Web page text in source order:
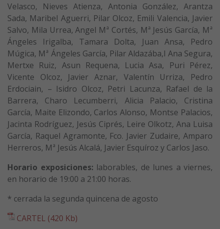
Velasco, Nieves Atienza, Antonia González, Arantza
Sada, Maribel Aguerri, Pilar Olcoz, Emili Valencia, Javier
Salvo, Mila Urrea, Angel Mª Cortés, Mª Jesús García, Mª
Ángeles Irigalba, Tamara Dolta, Juan Ansa, Pedro
Múgica, Mª Ángeles García, Pilar Aldazába,l Ana Segura,
Mertxe Ruiz, Asun Requena, Lucia Asa, Puri Pérez,
Vicente Olcoz, Javier Aznar, Valentín Urriza, Pedro
Erdociain, – Isidro Olcoz, Petri Lacunza, Rafael de la
Barrera, Charo Lecumberri, Alicia Palacio, Cristina
García, Maite Elizondo, Carlos Alonso, Montse Palacios,
Jacinta Rodríguez, Jesús Ciprés, Leire Olkotz, Ana Luisa
García, Raquel Agramonte, Fco. Javier Zudaire, Amparo
Herreros, Mª Jesús Alcalá, Javier Esquíroz y Carlos Jaso.
Horario exposiciones: laborables, de lunes a viernes,
en horario de 19:00 a 21:00 horas.
* cerrada la segunda quincena de agosto
CARTEL (420 Kb)